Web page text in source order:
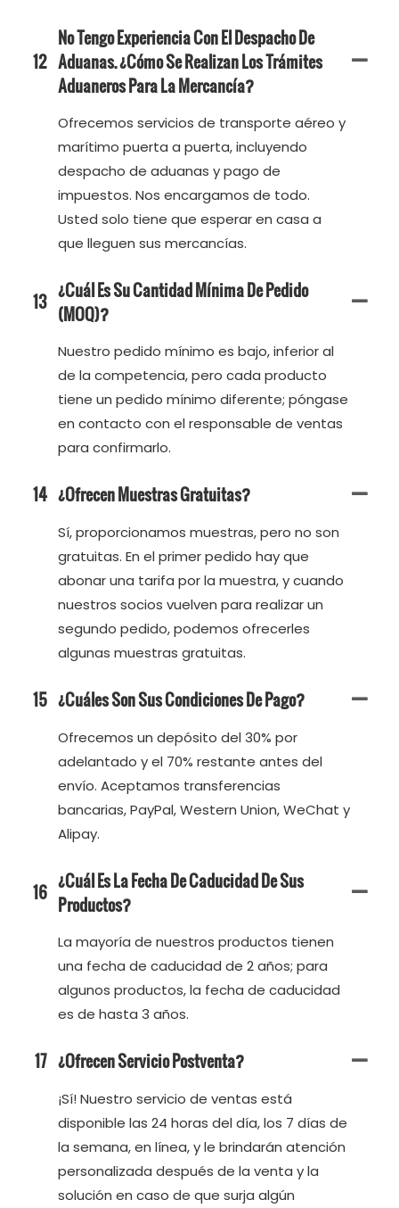
12
No Tengo Experiencia Con El Despacho De
Aduanas. ¿Cómo Se Realizan Los Trámites
Aduaneros Para La Mercancía?
Ofrecemos servicios de transporte aéreo y
marítimo puerta a puerta, incluyendo
despacho de aduanas y pago de
impuestos. Nos encargamos de todo.
Usted solo tiene que esperar en casa a
que lleguen sus mercancías.
13 ¿Cuál Es Su Cantidad Mínima De Pedido
(MOQ)?
Nuestro pedido mínimo es bajo, inferior al
de la competencia, pero cada producto
tiene un pedido mínimo diferente; póngase
en contacto con el responsable de ventas
para confirmarlo.
14 ¿Ofrecen Muestras Gratuitas?
Sí, proporcionamos muestras, pero no son
gratuitas. En el primer pedido hay que
abonar una tarifa por la muestra, y cuando
nuestros socios vuelven para realizar un
segundo pedido, podemos ofrecerles
algunas muestras gratuitas.
15 ¿Cuáles Son Sus Condiciones De Pago?
Ofrecemos un depósito del 30% por
adelantado y el 70% restante antes del
envío. Aceptamos transferencias
bancarias, PayPal, Western Union, WeChat y
Alipay.
16 ¿Cuál Es La Fecha De Caducidad De Sus
Productos?
La mayoría de nuestros productos tienen
una fecha de caducidad de 2 años; para
algunos productos, la fecha de caducidad
es de hasta 3 años.
17 ¿Ofrecen Servicio Postventa?
¡Sí! Nuestro servicio de ventas está
disponible las 24 horas del día, los 7 días de
la semana, en línea, y le brindarán atención
personalizada después de la venta y la
solución en caso de que surja algún